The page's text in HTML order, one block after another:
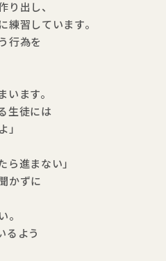
り出し、
練習しています。
行為を
ます。
生徒には
」
ら進まない」
かずに
。
るよう